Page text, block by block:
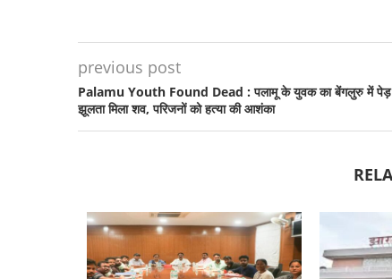
previous post
Palamu Youth Found Dead : पलामू के युवक का बेंगलुरु में
झूलता मिला शव, परिजनों को हत्या की आशंका